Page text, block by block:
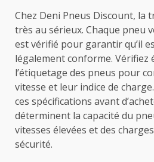
Chez Deni Pneus Discount, la
très au sérieux. Chaque pneu
est vérifié pour garantir qu’il
légalement conforme. Vérifiez
l’étiquetage des pneus pour
vitesse et leur indice de
ces spécifications avant
déterminent la capacité du
vitesses élevées et des
sécurité.